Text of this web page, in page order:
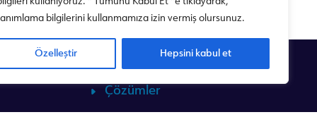
bilgilerini kullanmamıza izin vermiş olursunuz.
Özelleştir Hepsini kabul et
Çözümler